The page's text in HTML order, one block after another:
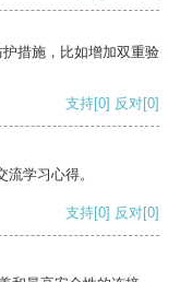
措施，比如增加双重验
支持[0] 反对[0]
学习心得。
支持[0] 反对[0]